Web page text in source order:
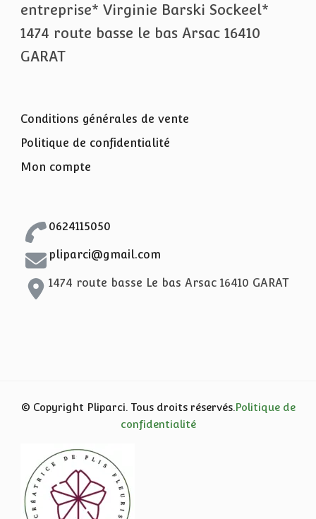
entreprise* Virginie Barski Sockeel*
1474 route basse le bas Arsac 16410
GARAT
Conditions générales de vente
Politique de confidentialité
Mon compte
0624115050
pliparci@gmail.com
1474 route basse Le bas Arsac 16410 GARAT
© Copyright Pliparci. Tous droits réservés.Politique de
confidentialité